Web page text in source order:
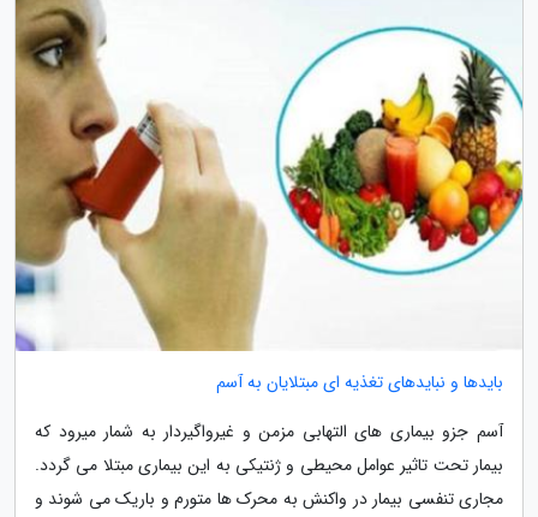
بایدها و نبایدهای تغذیه ای مبتلایان به آسم
آسم جزو بیماری های التهابی مزمن و غیرواگیردار به شمار میرود که
بیمار تحت تاثیر عوامل محیطی و ژنتیکی به این بیماری مبتلا می گردد.
مجاری تنفسی بیمار در واکنش به محرک ها متورم و باریک می شوند و